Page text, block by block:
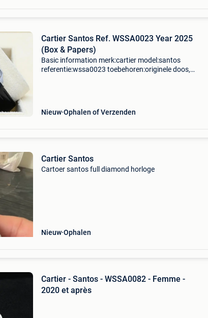
Cartier Santos Ref. WSSA0023 Year 2025
(Box & Papers)
Basic information merk:cartier model:santos
referentie:wssa0023 toebehoren:originele doos,
Nieuw Ophalen of Verzenden
Cartier Santos
Cartoer santos full diamond horloge
Nieuw Ophalen
Cartier - Santos - WSSA0082 - Femme -
2020 et après